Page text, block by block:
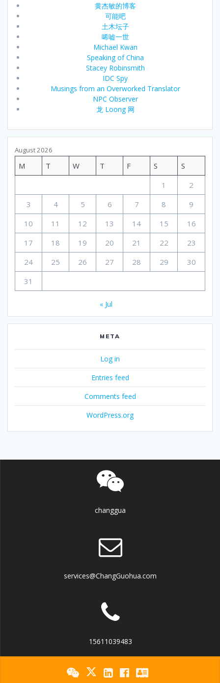
黄杰敏的博客
可能吧
土木坛子
唏嘘一世
Michael Kwan
Speaking of China
Stacey Robinsmith
IDC Spy
Musings from an Overworked Translator
NPC Observer
龙 Loong 网
August 2026
M T W T F S
S
1
2
3
4 5 6 7 8
9
10
11 12 13 14 15
16
17
18 19 20 21 22
23
24
25 26 27 28 29
30
31
« Jul
META
Log in
Entries feed
Comments feed
WordPress.org
changgua
services@ChangGuohua.com
15611039483